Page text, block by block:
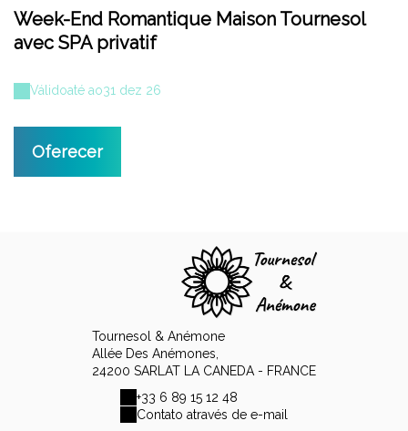
Week-End Romantique Maison Tournesol
avec SPA privatif
Válidoaté ao31 dez 26
Oferecer
Tournesol & Anémone
Allée Des Anémones,
24200 SARLAT LA CANEDA - FRANCE
+33 6 89 15 12 48
Contato através de e-mail